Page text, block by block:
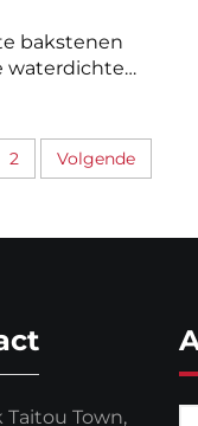
bakstenen
waterdichte
2 Volgende
Town,